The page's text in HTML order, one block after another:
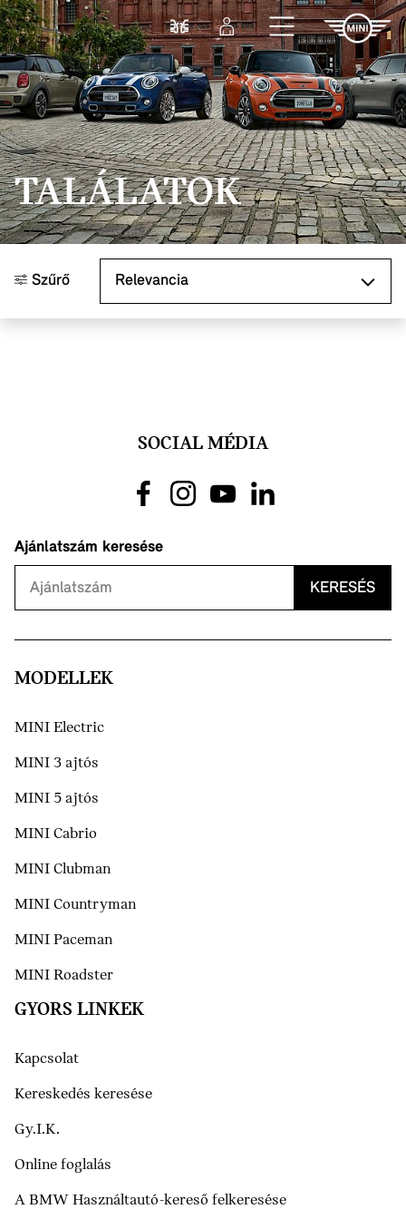
Ugrás a főtartalomra
Összehasonlítás
Bejelentkezés
TALÁLATOK
Szűrő
SOCIAL MÉDIA
Ajánlatszám keresése
KERESÉS
MODELLEK
MINI Electric
MINI 3 ajtós
MINI 5 ajtós
MINI Cabrio
MINI Clubman
MINI Countryman
MINI Paceman
MINI Roadster
GYORS LINKEK
Kapcsolat
Kereskedés keresése
Gy.I.K.
Online foglalás
A BMW Használtautó-kereső felkeresése